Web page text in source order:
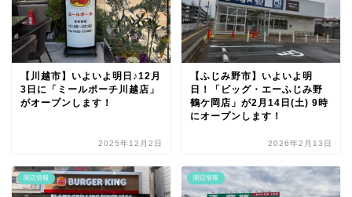
【川越市】いよいよ明日♪12月
3日に「ミールポーチ川越店」
がオープンします！
2025年12月2日
【ふじみ野市】いよいよ明
日！「ビッグ・エーふじみ野
鶴ケ岡店」が2月14日(土) 9時
にオープンします！
2026年2月13日
開店情報 開店情報